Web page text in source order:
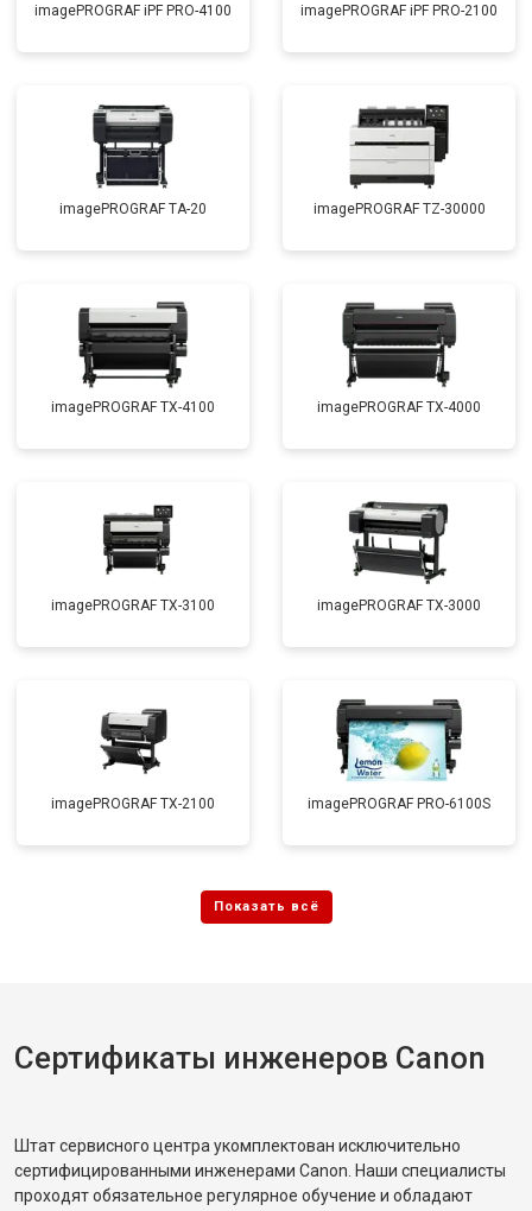
imagePROGRAF iPF PRO-4100 imagePROGRAF iPF PRO-2100
imagePROGRAF TA-20 imagePROGRAF TZ-30000
imagePROGRAF TX-4100 imagePROGRAF TX-4000
imagePROGRAF TX-3100 imagePROGRAF TX-3000
imagePROGRAF TX-2100 imagePROGRAF PRO-6100S
Сертификаты инженеров Canon
Штат сервисного центра укомплектован исключительно
сертифицированными инженерами Canon. Наши специалисты
проходят обязательное регулярное обучение и обладают